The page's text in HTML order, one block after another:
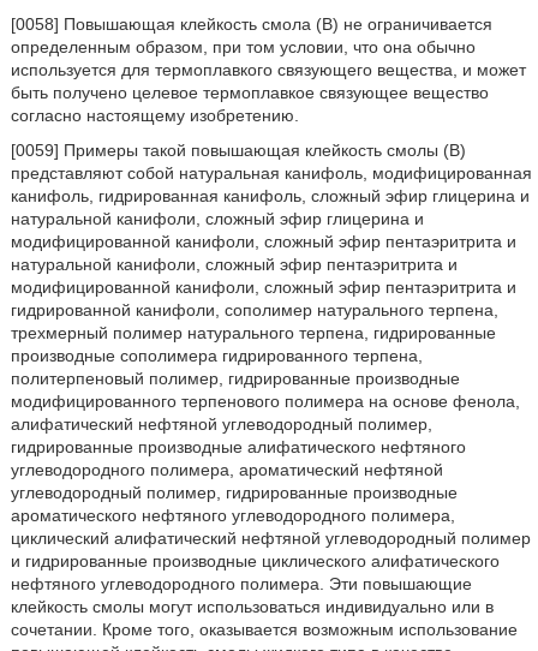
[0058] Повышающая клейкость смола (B) не ограничивается
определенным образом, при том условии, что она обычно
используется для термоплавкого связующего вещества, и может
быть получено целевое термоплавкое связующее вещество
согласно настоящему изобретению.
[0059] Примеры такой повышающая клейкость смолы (B)
представляют собой натуральная канифоль, модифицированная
канифоль, гидрированная канифоль, сложный эфир глицерина и
натуральной канифоли, сложный эфир глицерина и
модифицированной канифоли, сложный эфир пентаэритрита и
натуральной канифоли, сложный эфир пентаэритрита и
модифицированной канифоли, сложный эфир пентаэритрита и
гидрированной канифоли, сополимер натурального терпена,
трехмерный полимер натурального терпена, гидрированные
производные сополимера гидрированного терпена,
политерпеновый полимер, гидрированные производные
модифицированного терпенового полимера на основе фенола,
алифатический нефтяной углеводородный полимер,
гидрированные производные алифатического нефтяного
углеводородного полимера, ароматический нефтяной
углеводородный полимер, гидрированные производные
ароматического нефтяного углеводородного полимера,
циклический алифатический нефтяной углеводородный полимер
и гидрированные производные циклического алифатического
нефтяного углеводородного полимера. Эти повышающие
клейкость смолы могут использоваться индивидуально или в
сочетании. Кроме того, оказывается возможным использование